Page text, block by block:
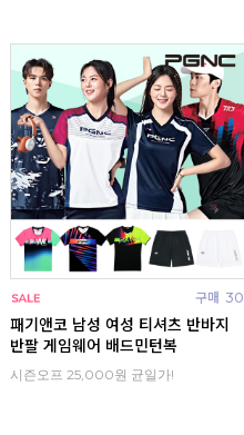
구매 30
패기앤코 남성 여성 티셔츠 반바지
반팔 게임웨어 배드민턴복
시즌오프 25,000원 균일가!